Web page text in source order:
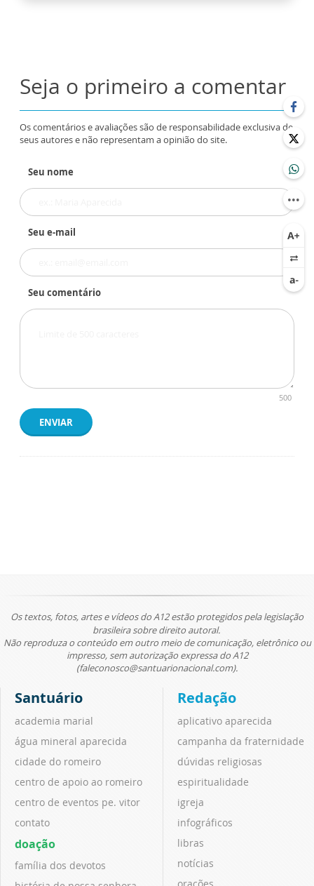
Seja o primeiro a comentar
Os comentários e avaliações são de responsabilidade exclusiva de
seus autores e não representam a opinião do site.
Seu nome
Seu e-mail
Seu comentário
500
ENVIAR
Os textos, fotos, artes e vídeos do A12 estão protegidos pela legislação
brasileira sobre direito autoral.
Não reproduza o conteúdo em outro meio de comunicação, eletrônico ou
impresso, sem autorização expressa do A12
(faleconosco@santuarionacional.com).
Santuário
academia marial
água mineral aparecida
cidade do romeiro
centro de apoio ao romeiro
centro de eventos pe. vitor
contato
doação
família dos devotos
Redação
aplicativo aparecida
campanha da fraternidade
dúvidas religiosas
espiritualidade
igreja
infográficos
libras
notícias
orações